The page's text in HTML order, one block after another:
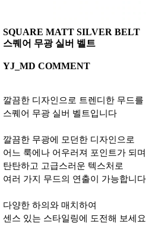
SQUARE MATT SILVER BELT
스퀘어 무광 실버 벨트
YJ_MD COMMENT
깔끔한 디자인으로 트렌디한 무드를
스퀘어 무광 실버 벨트입니다
깔끔한 무광에 모던한 디자인으로
어느 룩에나 어우러져 포인트가 되
탄탄하고 고급스러운 텍스처로
여러 가지 무드의 연출이 가능합니다
다양한 하의와 매치하여
센스 있는 스타일링에 도전해 보세요